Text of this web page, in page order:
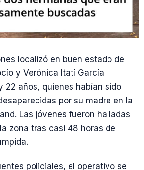
localizó en buen estado de
y Verónica Itatí García
22 años, quienes habían sido
por su madre en la
Las jóvenes fueron halladas
zona tras casi 48 horas de
policiales, el operativo se